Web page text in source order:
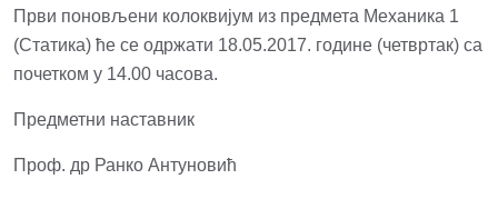
Први поновљени колоквијум из предмета Механика 1
(Статика) ће се одржати 18.05.2017. године (четвртак) са
почетком у 14.00 часова.
Предметни наставник
Проф. др Ранко Антуновић